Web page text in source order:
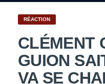
RÉACTION
CLÉMENT
GUION
VA SE